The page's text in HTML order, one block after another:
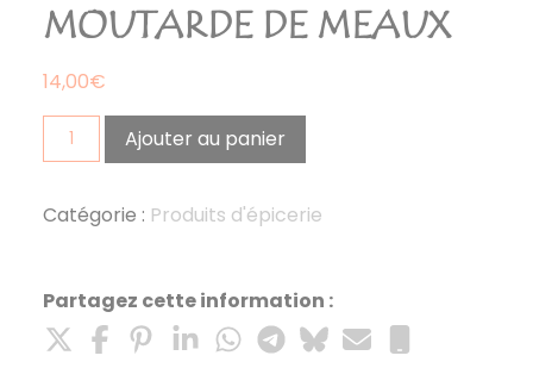
MOUTARDE DE MEAUX
14,00€
quantité
de
de
Ajouter au panier
Catégorie : Produits d'épicerie
Partagez cette information :